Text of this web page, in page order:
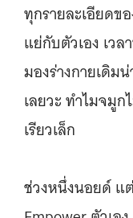
ทุกรายละเอียดข
แย่กับตัวเอง เวล
มองร่างกายเดิม
เลยวะ ทำไมจมู
เรียวเล็ก
ช่วงหนึ่งนอยด์ แ